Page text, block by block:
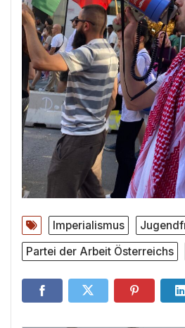
Imperialismus
Partei der Arbeit Österreichs